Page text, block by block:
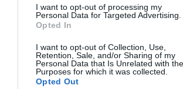
I want to opt-out of processing my
Personal Data for Targeted Advertising.
Opted In
I want to opt-out of Collection, Use,
Retention, Sale, and/or Sharing of my
Personal Data that Is Unrelated with the
Purposes for which it was collected.
Opted Out
Πάνω από 300 έλεγχοι στις
drones και MyCoast –
73.000 ευρώ και σφραγίσεις
Θεοδωρικάκος: “Συμβάλλουμε
ασφάλεια της πατρίδας μας με